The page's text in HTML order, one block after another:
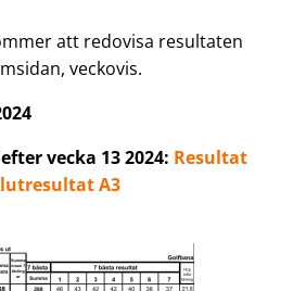
att redovisa resultaten
veckovis.
efter vecka 13 2024: Resultat
A3